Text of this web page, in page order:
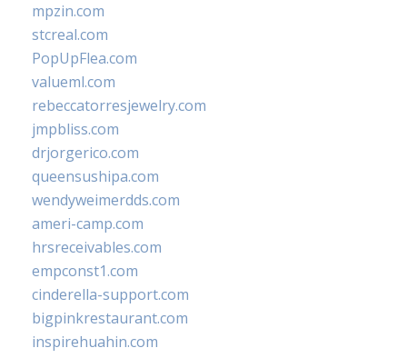
mpzin.com
stcreal.com
PopUpFlea.com
valueml.com
rebeccatorresjewelry.com
jmpbliss.com
drjorgerico.com
queensushipa.com
wendyweimerdds.com
ameri-camp.com
hrsreceivables.com
empconst1.com
cinderella-support.com
bigpinkrestaurant.com
inspirehuahin.com